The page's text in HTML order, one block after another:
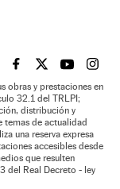
EL PAÍS BRASIL EN
EL PAÍSEL PAÍS
EL
obras y prestaciones en
32.1 del TRLPI;
distribución y
temas de actualidad
una reserva expresa
accesibles desde
que resulten
del Real Decreto - ley